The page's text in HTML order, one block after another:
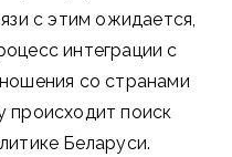
с этим ожидается,
интеграции с
со странами
происходит поиск
Беларуси.